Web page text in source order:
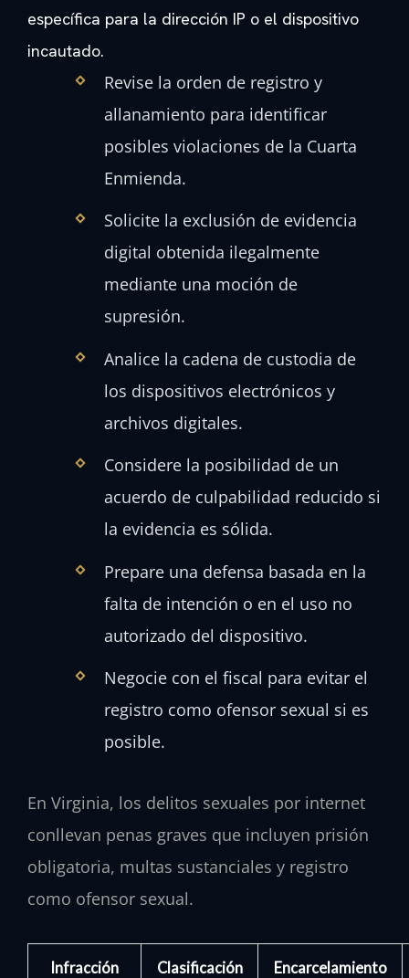
específica para la dirección IP o el dispositivo
incautado.
Revise la orden de registro y
allanamiento para identificar
posibles violaciones de la Cuarta
Enmienda.
Solicite la exclusión de evidencia
digital obtenida ilegalmente
mediante una moción de
supresión.
Analice la cadena de custodia de
los dispositivos electrónicos y
archivos digitales.
Considere la posibilidad de un
acuerdo de culpabilidad reducido si
la evidencia es sólida.
Prepare una defensa basada en la
falta de intención o en el uso no
autorizado del dispositivo.
Negocie con el fiscal para evitar el
registro como ofensor sexual si es
posible.
En Virginia, los delitos sexuales por internet
conllevan penas graves que incluyen prisión
obligatoria, multas sustanciales y registro
como ofensor sexual.
Infracción Clasificación Encarcelamiento